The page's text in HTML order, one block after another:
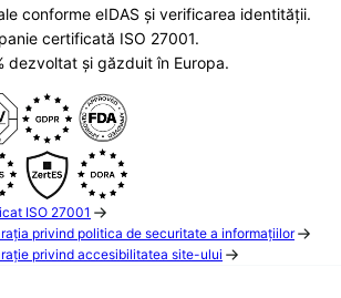
conforme eIDAS și verificarea identității.
certificată ISO 27001.
dezvoltat și găzduit în Europa.
ISO 27001
privind politica de securitate a informațiilor
privind accesibilitatea site-ului